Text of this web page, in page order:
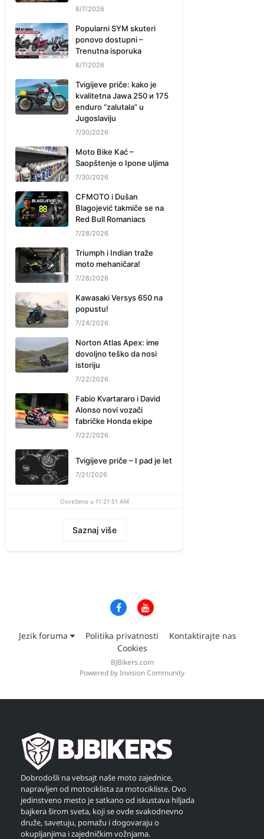
8/7/2026
Popularni SYM skuteri
ponovo dostupni –
Trenutna isporuka
8/7/2026
Tvigijeve priče: kako je
kvalitetna Jawa 250 и 175
enduro “zalutala” u
Jugoslaviju
7/30/2026
Moto Bike Kać –
Saopštenje o Ipone uljima
7/30/2026
CFMOTO i Dušan
Blagojević takmiče se na
Red Bull Romaniacs
7/28/2026
Triumph i Indian traže
moto mehaničara!
7/28/2026
Kawasaki Versys 650 na
popustu!
7/24/2026
Norton Atlas Apex: ime
dovoljno teško da nosi
istoriju
7/22/2026
Fabio Kvartararo i David
Alonso novi vozači
fabričke Honda ekipe
7/22/2026
Tvigijeve priče – I pad je let
7/21/2026
Osveženo u 11:21:51 AM
Saznaj više
Jezik foruma Politika privatnosti
Kontaktirajte nas
Cookies
BJBikers.com
Powered by Invision Community
Dobrodošli na vebsajt naše moto zajednice,
napravljen od motociklista za motocikliste. Ovo
jedinstveno mesto je satkano od iskustava hiljada
bajkera širom sveta, koji se ovde svakodnevno
druže, savetuju, pomažu i dogovaraju o
okupljanjima i zajedničkim vožnjama.